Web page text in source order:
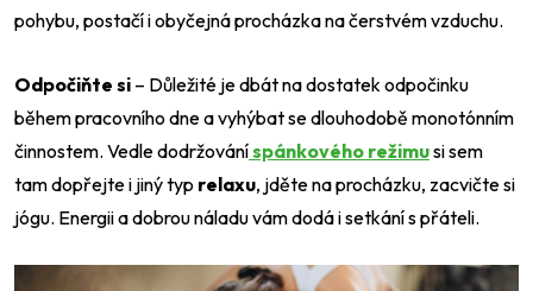
pohybu, postačí i obyčejná procházka na čerstvém vzduchu.
Odpočiňte si – Důležité je dbát na dostatek odpočinku
během pracovního dne a vyhýbat se dlouhodobě monotónním
činnostem. Vedle dodržováníspánkového režimusi sem
tam dopřejte i jiný typ relaxu, jděte na procházku, zacvičte si
jógu. Energii a dobrou náladu vám dodá i setkání s přáteli.